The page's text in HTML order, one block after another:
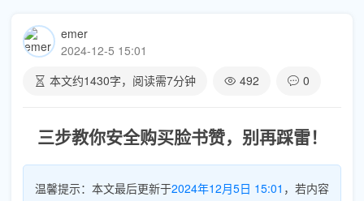
emer
2024-12-5 15:01
本文约1430字，阅读需7分钟 492 0
三步教你安全购买脸书赞，别再踩雷！
温馨提示：本文最后更新于2024年12月5日 15:01 ，若内容